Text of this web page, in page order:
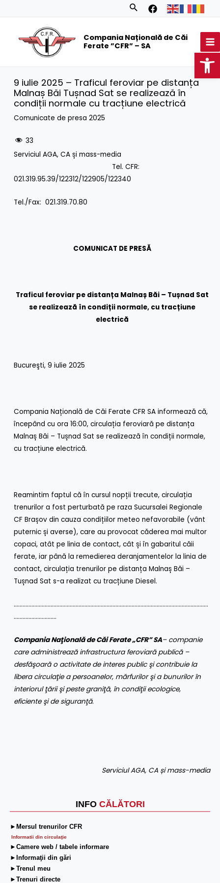
Search
Compania Națională de Căi
Ferate ”CFR” – SA
INFO CĂLĂTORI
►Mersul trenurilor CFR
Informatii din circulaţie
►Camere web / tabele informare
►Informaţii din gări
►Trenul meu
►Trenuri directe
9 iulie 2025 – Traficul feroviar pe distanța
Malnaș Băi Tușnad Sat se realizează în
condiții normale cu tracțiune electrică
Comunicate de presa 2025
33
Serviciul AGA, CA și mass-media
Tel. CFR:
021.319.95.39/122312/122905/122340
Tel./Fax: 021.319.70.80
COMUNICAT DE PRESĂ
Traficul feroviar pe distanța Malnaș Băi – Tușnad Sat
se realizează în condiții normale, cu tracțiune
electrică
Bucureşti, 9 iulie 2025
Compania Națională de Căi Ferate CFR SA informează că,
începând cu ora 16:00, circulația feroviară pe distanța
Malnaș Băi – Tușnad Sat se realizează în condiții normale,
cu tracțiune electrică.
Reamintim faptul că în cursul nopții trecute, circulația
trenurilor a fost perturbată pe raza Sucursalei Regionale
CF Brașov din cauza condițiilor meteo nefavorabile (vânt
puternic și averse), care au provocat căderea mai multor
copaci, atât pe linia de contact, cât și în gabaritul căii
ferate, iar până la remedierea deranjamentelor la linia de
contact, circulația trenurilor pe distanța Malnaș Băi –
Tușnad Sat s-a realizat cu tracțiune Diesel.
……………………………………………………………………………………………………………………
………………………..
Compania Naţională de Căi Ferate „CFR” SA– companie
care administrează infrastructura feroviară publică –
desfăşoară o activitate de interes public şi contribuie la
libera circulaţie a persoanelor, mărfurilor şi a bunurilor în
interiorul ţării şi peste graniţă, în condiţii ecologice,
eficiente şi de siguranţă.
Serviciul AGA, CA și mass-media